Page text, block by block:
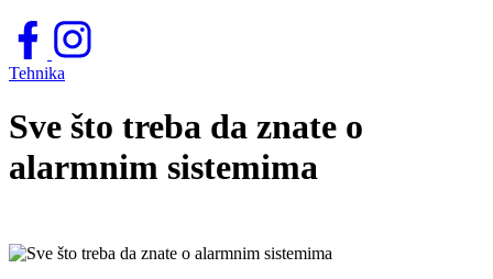
Tehnika
Sve što treba da znate o
alarmnim sistemima